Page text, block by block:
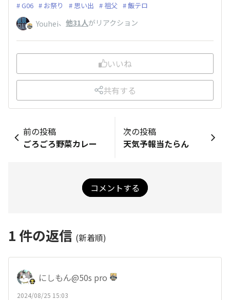
G06 お祭り 思い出 祖父 飯テロ
Youhei、 他31人がリアクション
いいね
共有する
前の投稿
ごろごろ野菜カレー
次の投稿
天気予報当たらん
コメントする
1 件の返信 (新着順)
にしもん@50s pro
2024/08/25 15:03